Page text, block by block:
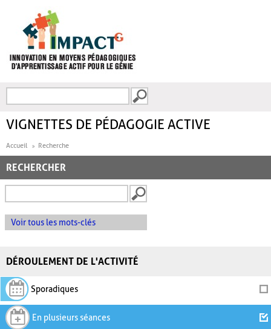
FORMULAIRE DE
VIGNETTES DE PÉDAGOGIE ACTIVE
Accueil Recherche
RECHERCHER
Voir tous les mots-clés
DÉROULEMENT DE L'ACTIVITÉ
Sporadiques
En plusieurs séances